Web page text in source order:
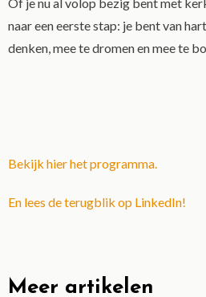
naar een eerste stap: je bent van
denken, mee te dromen en mee te
Bekijk hier het programma.
En lees de terugblik op LinkedIn!
Meer artikelen